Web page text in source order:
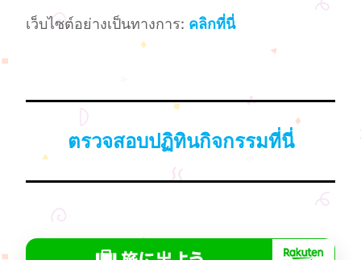
เว็บไซต์อย่างเป็นทางการ: คลิกที่นี่
ตรวจสอบปฏิทินกิจกรรมที่นี่